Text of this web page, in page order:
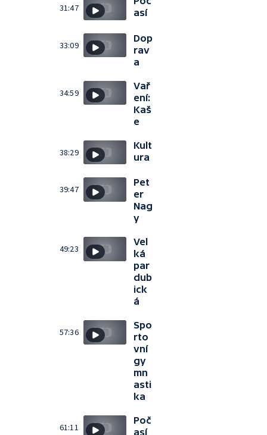
31:47
así
33:09
Dop
rav
a
34:59
Vař
ení:
Kaš
e
38:29
Kult
ura
39:47
Pet
er
Nag
y
49:23
Vel
ká
par
dub
ick
á
57:36
Spo
rto
vní
gy
mn
asti
ka
61:11
Poč
así